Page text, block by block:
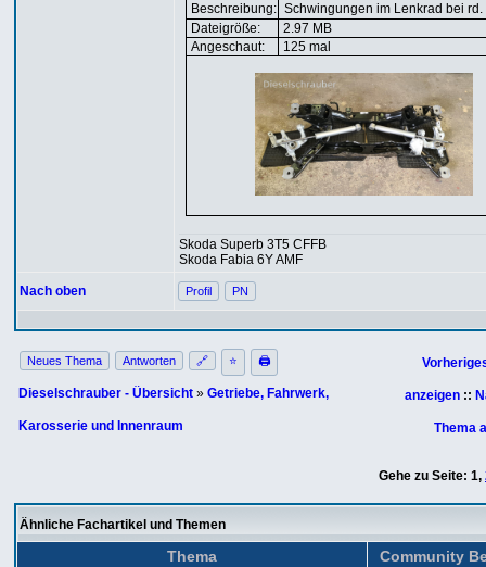
Beschreibung: Schwingungen im Lenkrad bei rd.
Dateigröße:
2.97 MB
Angeschaut:
125 mal
Skoda Superb 3T5 CFFB
Skoda Fabia 6Y AMF
Nach oben Profil PN
Neues Thema Antworten 🔗 ⭐ 🖨
Dieselschrauber - Übersicht » Getriebe, Fahrwerk,
Karosserie und Innenraum
anzeigen ::
Thema
Gehe zu Seite: 1,
Ähnliche Fachartikel und Themen
Thema Community